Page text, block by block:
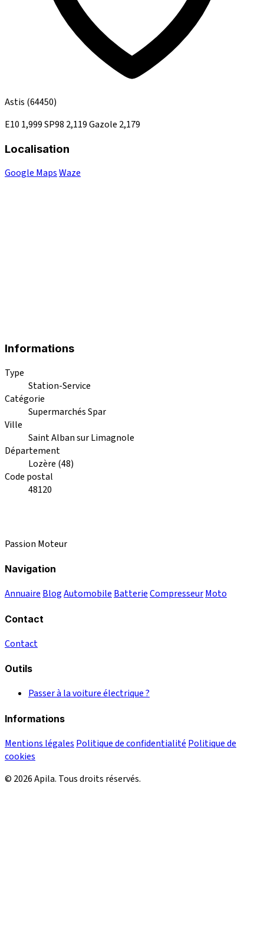
Astis (64450)
E10 1,999SP98 2,119Gazole 2,179
Localisation
Google MapsWaze
Informations
Type
Station-Service
Catégorie
Supermarchés Spar
Ville
Saint Alban sur Limagnole
Département
Lozère (48)
Code postal
48120
Passion Moteur
Navigation
Annuaire BlogAutomobile BatterieCompresseurMoto
Contact
Contact
Outils
Passer à la voiture électrique ?
Informations
Mentions légales Politique de confidentialité Politique de
cookies
© 2026 Apila. Tous droits réservés.